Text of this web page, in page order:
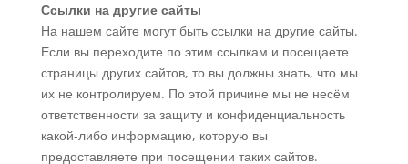
Ссылки на другие сайты
На нашем сайте могут быть ссылки на другие сайты.
Если вы переходите по этим ссылкам и посещаете
страницы других сайтов, то вы должны знать, что мы
их не контролируем. По этой причине мы не несём
ответственности за защиту и конфиденциальность
какой-либо информацию, которую вы
предоставляете при посещении таких сайтов.